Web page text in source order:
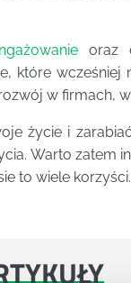
oraz
które wcześniej
w firmach,
życie i
Warto zatem
to wiele korzyści.